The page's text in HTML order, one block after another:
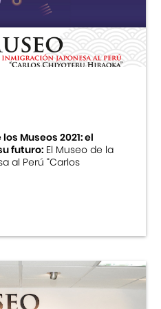
Japonés
Japonesa
Museos 2021: el
futuro:El Museo de la
al Perú “Carlos